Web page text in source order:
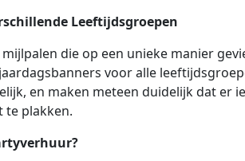
Leeftijdsgroepen
die op een unieke manier
voor alle
en maken meteen duidelijk dat er
te plakken.